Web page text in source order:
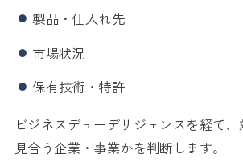
製品・仕入れ先
市場状況
保有技術・特許
ビジネスデューデリジェンスを経て
見合う企業・事業かを判断します。